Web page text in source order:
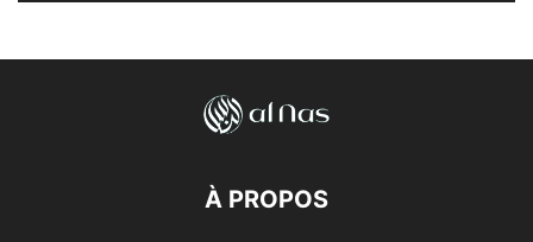
À PROPOS